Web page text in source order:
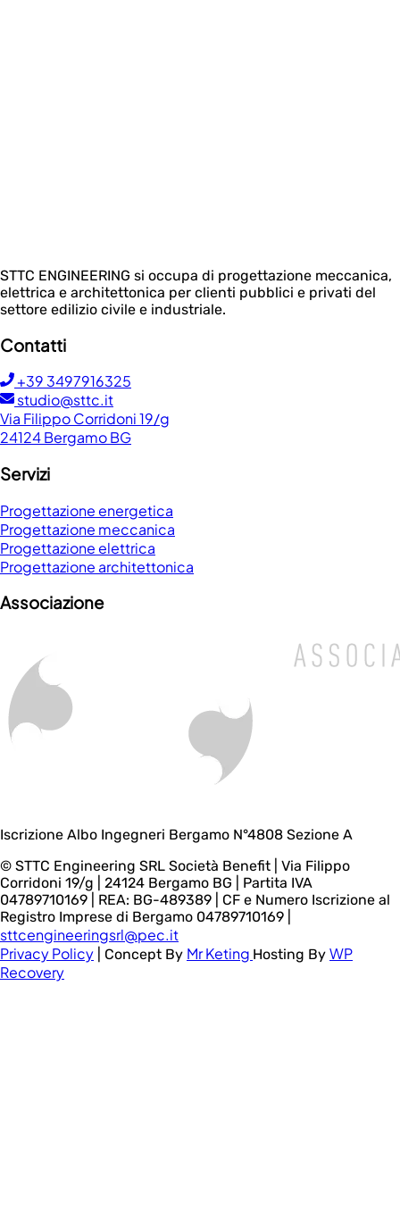
STTC ENGINEERING si occupa di progettazione meccanica,
elettrica e architettonica per clienti pubblici e privati del
settore edilizio civile e industriale.
Contatti
+39 3497916325
studio@sttc.it
Via Filippo Corridoni 19/g
24124 Bergamo BG
Servizi
Progettazione energetica
Progettazione meccanica
Progettazione elettrica
Progettazione architettonica
Associazione
Iscrizione Albo Ingegneri Bergamo N°4808 Sezione A
©️ STTC Engineering SRL Società Benefit | Via Filippo
Corridoni 19/g | 24124 Bergamo BG | Partita IVA
04789710169 | REA: BG-489389 | CF e Numero Iscrizione al
Registro Imprese di Bergamo 04789710169 |
sttcengineeringsrl@pec.it
Privacy Policy | Concept By Mr Keting Hosting By WP
Recovery